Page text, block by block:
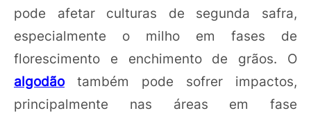
pode afetar culturas de segunda safra,
especialmente o milho em fases de
florescimento e enchimento de grãos. O
algodãotambém pode sofrer impactos,
principalmente nas áreas em fase